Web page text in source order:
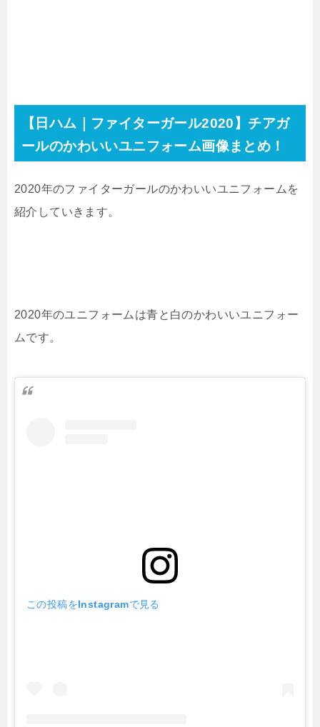
【日ハム｜ファイターガール2020】チアガ
ールのかわいいユニフォーム画像まとめ！
2020年のファイターガールのかわいいユニフォームを
紹介していきます。
2020年のユニフォームは青と白のかわいいユニフォー
ムです。
この投稿をInstagramで見る